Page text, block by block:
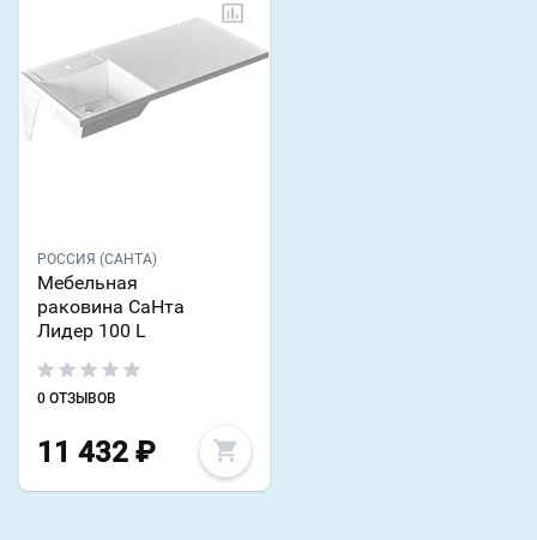
РОССИЯ (САНТА)
Мебельная
раковина СаНта
Лидер 100 L
0 ОТЗЫВОВ
11 432 ₽